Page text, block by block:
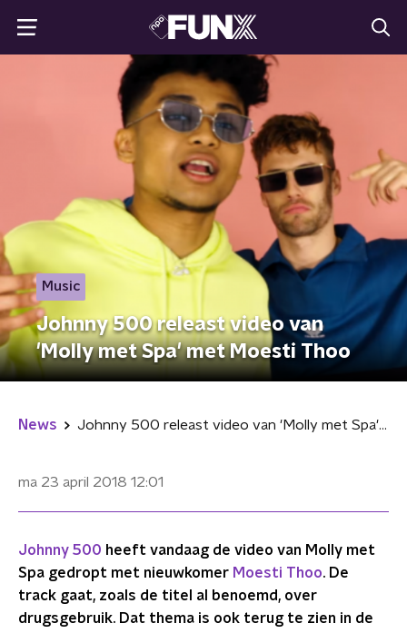
Music
Johnny 500 releast video van
'Molly met Spa' met Moesti Thoo
News Johnny 500 releast video van 'Molly met Spa' met Moesti Thoo
ma 23 april 2018 12:01
Johnny 500 heeft vandaag de video van Molly met
Spa gedropt met nieuwkomer Moesti Thoo. De
track gaat, zoals de titel al benoemd, over
drugsgebruik. Dat thema is ook terug te zien in de